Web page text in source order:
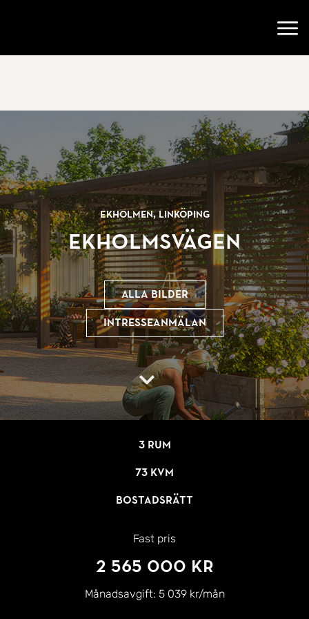
Ekholmen, Linköping
Ekholmsvägen
Alla bilder
Intresseanmälan
3 rum
73 kvm
Bostadsrätt
Fast pris
2 565 000 kr
Månadsavgift: 5 039 kr/mån